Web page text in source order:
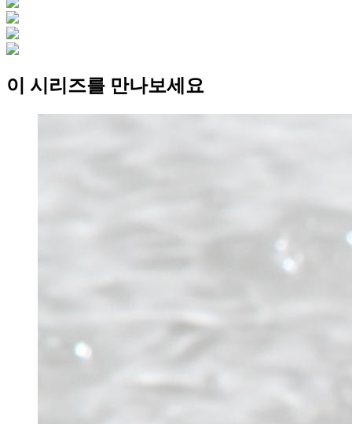
이 시리즈를 만나보세요